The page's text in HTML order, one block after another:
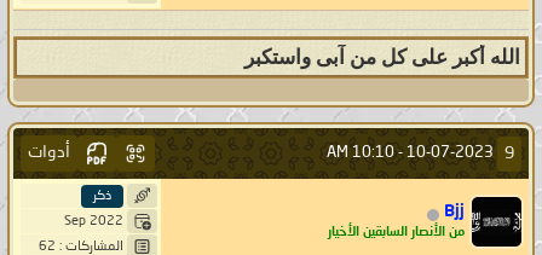
الله أكبر على كل من آبى واستكبر
9
10-07-2023 -
10:10 AM أدوات
Bjj
من الأنصار السابقين الأخيار
ذكر
Sep 2022
المشاركات : 62